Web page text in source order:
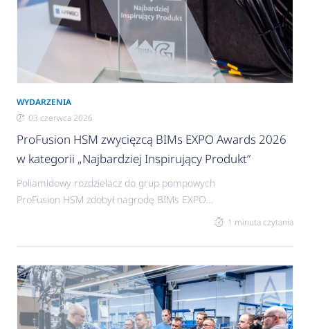
WYDARZENIA
03 czerwca 2026
ProFusion HSM zwycięzcą BIMs EXPO Awards 2026
w kategorii „Najbardziej Inspirujący Produkt”
Poliamidowy rozdzielacz do grup pompowych
ProFusion HSM zdobył nagrodę BIMs EXPO
Awards 2026 w kategorii „Najbardziej Inspirujący1 minuta czytania